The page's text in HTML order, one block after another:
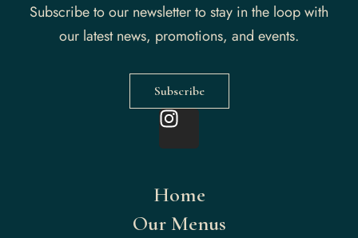
Subscribe to our newsletter to stay in the loop with
our latest news, promotions, and events.
Subscribe
Home
Our Menus